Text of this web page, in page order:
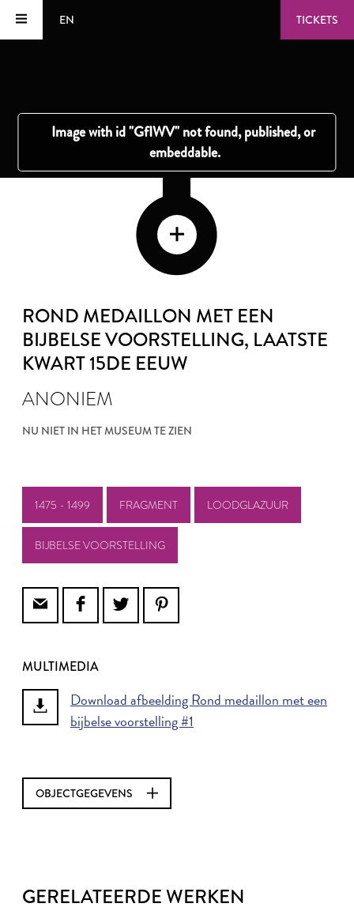
EN TICKETS
ROND MEDAILLON MET EEN
BIJBELSE VOORSTELLING, LAATSTE
KWART 15DE EEUW
ANONIEM
NU NIET IN HET MUSEUM TE ZIEN
1475 - 1499 FRAGMENT LOODGLAZUUR
BIJBELSE VOORSTELLING
MULTIMEDIA
Download afbeelding Rond medaillon met een
bijbelse voorstelling #1
OBJECTGEGEVENS
GERELATEERDE WERKEN